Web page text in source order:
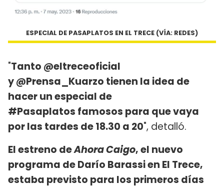
ESPECIAL DE PASAPLATOS EN EL TRECE (VÍA: REDES)
"Tanto @eltreceoficial
y @Prensa_Kuarzo tienen la idea de
hacer un especial de
#Pasaplatos famosos para que vaya
por las tardes de 18.30 a 20", detalló.
El estreno deAhora Caigo, el nuevo
programa de Darío Barassi en El Trece,
estaba previsto para los primeros días